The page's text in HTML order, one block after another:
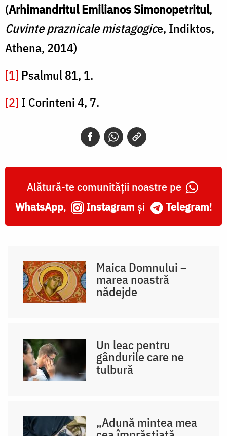
(Arhimandritul Emilianos Simonopetritul,
Cuvinte praznicale mistagogice, Indiktos,
Athena, 2014)
[1] Psalmul 81, 1.
[2] I Corinteni 4, 7.
Alătură-te comunității noastre pe
WhatsApp, Instagram și Telegram!
Maica Domnului –
marea noastră
nădejde
Un leac pentru
gândurile care ne
tulbură
„Adună mintea mea